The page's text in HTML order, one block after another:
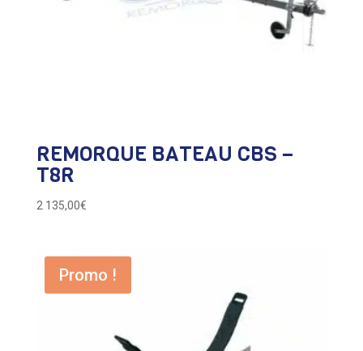
REMORQUE BATEAU CBS –
T8R
2 135,00€
Promo !